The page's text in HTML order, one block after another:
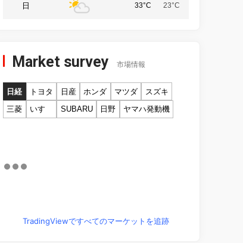
日 33°C 23°C
Market survey 市場情報
日経 トヨタ 日産 ホンダ マツダ
スズキ
三菱
いすゞ SUBARU 日野 ヤマハ発動機
TradingViewですべてのマーケットを追跡